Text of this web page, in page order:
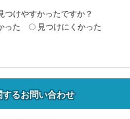
つけやすかったですか？
った
見つけにくかった
するお問い合わせ